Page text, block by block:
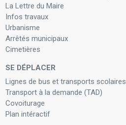
La Lettre du Maire
Infos travaux
Urbanisme
Arrêtés municipaux
Cimetières
SE DÉPLACER
Lignes de bus et transports scolaires
Transport à la demande (TAD)
Covoiturage
Plan intéractif